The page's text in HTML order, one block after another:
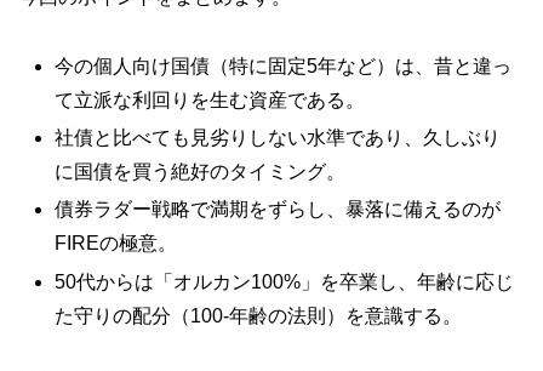
今の個人向け国債（特に固定5年など）は、昔と違っ
て立派な利回りを生む資産である。
社債と比べても見劣りしない水準であり、久しぶり
に国債を買う絶好のタイミング。
債券ラダー戦略で満期をずらし、暴落に備えるのが
FIREの極意。
50代からは「オルカン100%」を卒業し、年齢に応じ
た守りの配分（100-年齢の法則）を意識する。